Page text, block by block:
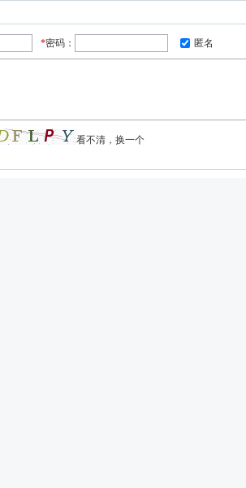
*密码： 匿名
看不清，换一个